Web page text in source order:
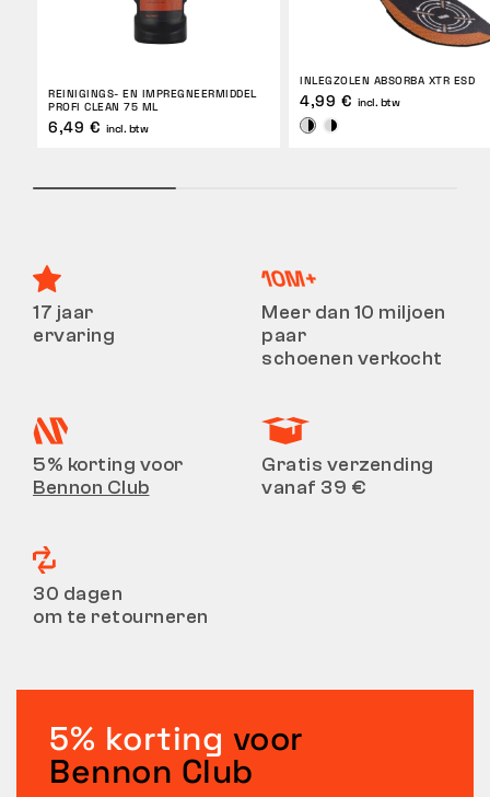
REINIGINGS- EN IMPREGNEERMIDDEL
PROFI CLEAN 75 ML
6,49 € incl. btw
INLEGZOLEN ABSORBA XTR ESD
4,99 € incl. btw
17 jaar
ervaring
Meer dan 10 miljoen
paar
schoenen verkocht
5% korting voor
Bennon Club
Gratis verzending
vanaf 39 €
30 dagen
om te retourneren
5% korting voor
Bennon Club